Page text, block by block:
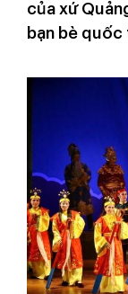
của xứ
bạn bè quốc